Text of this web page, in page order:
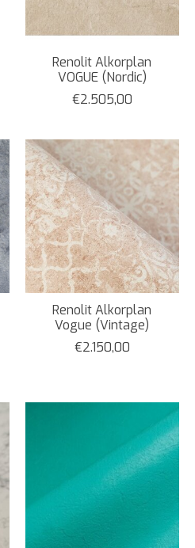
Renolit Alkorplan
VOGUE (Nordic)
€2.505,00
Renolit Alkorplan
Vogue (Vintage)
€2.150,00